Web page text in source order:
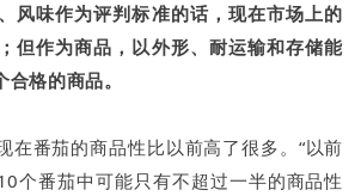
风味作为评判标准的话，现在市场上的
但作为商品，以外形、耐运输和存储能
格的商品。
在番茄的商品性比以前高了很多。“以前
个番茄中可能只有不超过一半的商品性